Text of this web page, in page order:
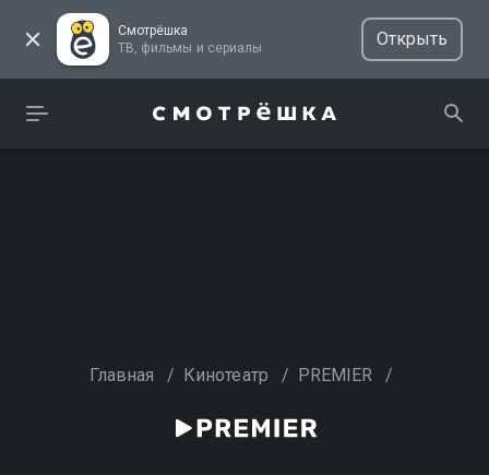
Смотрёшка
ТВ, фильмы и сериалы
Открыть
Главная / Кинотеатр / PREMIER /